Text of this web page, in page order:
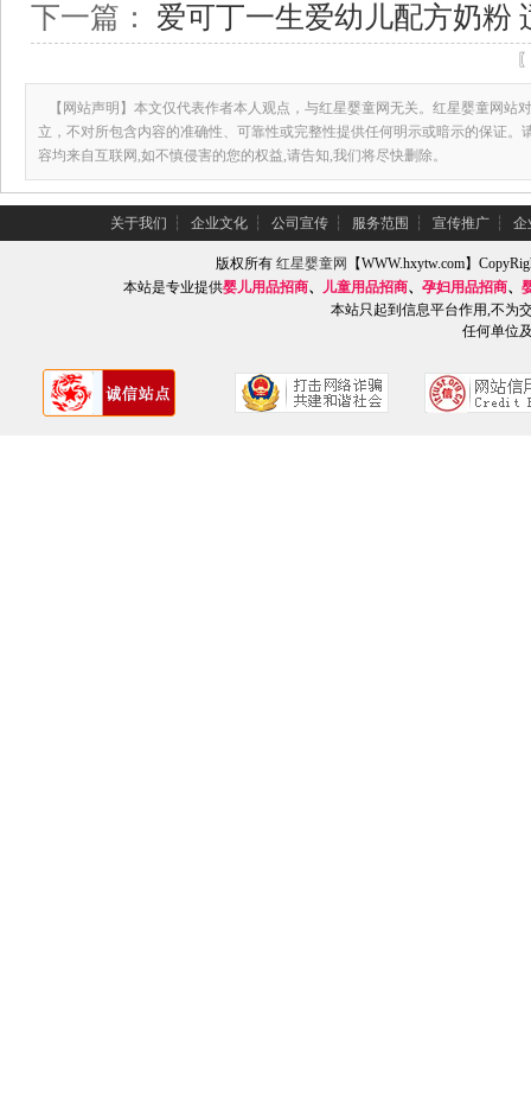
下一篇： 爱可丁一生爱幼儿配方奶粉
【网站声明】本文仅代表作者本人观点，与红星婴童网无关。红星婴童网站
立，不对所包含内容的准确性、可靠性或完整性提供任何明示或暗示的保证。
容均来自互联网,如不慎侵害的您的权益,请告知,我们将尽快删除。
关于我们 ┆ 企业文化 ┆ 公司宣传 ┆ 服务范围 ┆ 宣传推广 ┆ 企
版权所有红星婴童网
【WWW.hxytw.com】
本站是专业提供婴儿用品招商、 儿童用品招商、 孕妇用品招商、
本站只起到信息平台作用,不为
任何单位